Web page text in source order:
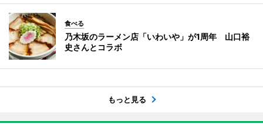
食べる
乃木坂のラーメン店「いわいや」が1周年 山口裕
史さんとコラボ
もっと見る